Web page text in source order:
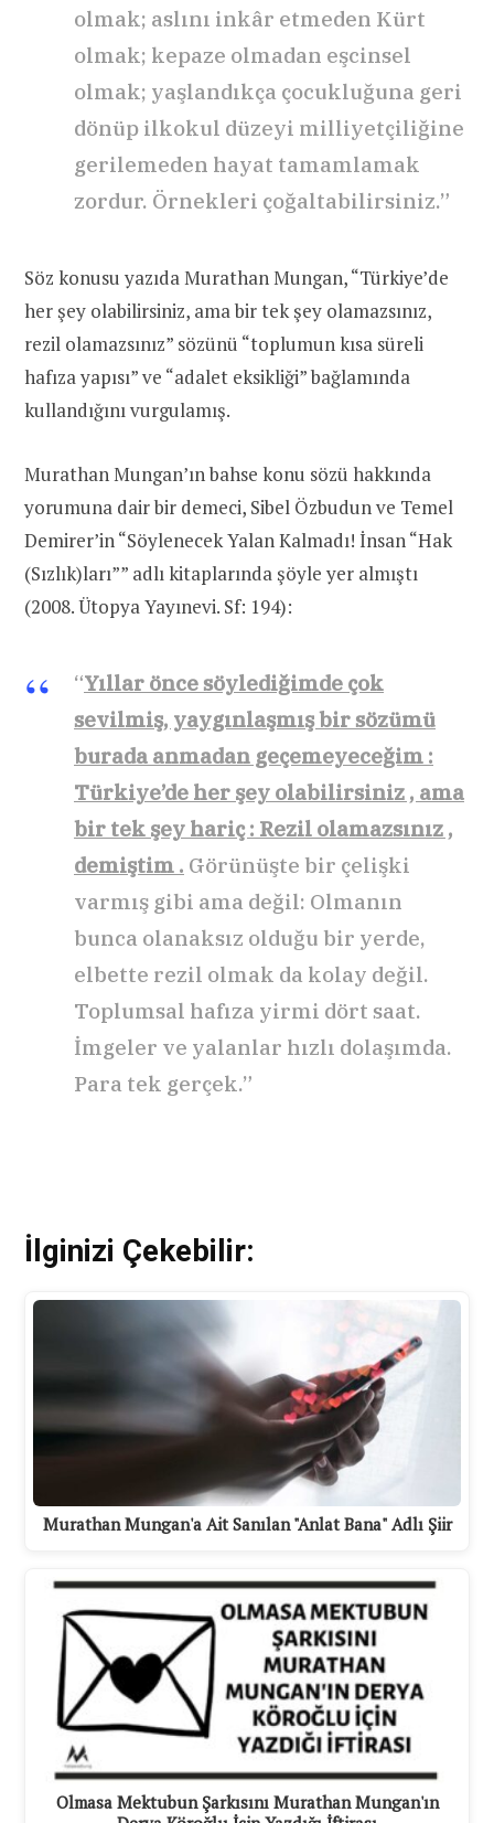
olmak; aslını inkâr etmeden Kürt
olmak; kepaze olmadan eşcinsel
olmak; yaşlandıkça çocukluğuna geri
dönüp ilkokul düzeyi milliyetçiliğine
gerilemeden hayat tamamlamak
zordur. Örnekleri çoğaltabilirsiniz.”
Söz konusu yazıda Murathan Mungan, “Türkiye’de
her şey olabilirsiniz, ama bir tek şey olamazsınız,
rezil olamazsınız” sözünü “toplumun kısa süreli
hafıza yapısı” ve “adalet eksikliği” bağlamında
kullandığını vurgulamış.
Murathan Mungan’ın bahse konu sözü hakkında
yorumuna dair bir demeci, Sibel Özbudun ve Temel
Demirer’in “Söylenecek Yalan Kalmadı! İnsan “Hak
(Sızlık)ları”” adlı kitaplarında şöyle yer almıştı
(2008. Ütopya Yayınevi. Sf: 194):
“Yıllar önce söylediğimde çok
sevilmiş, yaygınlaşmış bir sözümü
burada anmadan geçemeyeceğim :
Türkiye’de her şey olabilirsiniz , ama
bir tek şey hariç : Rezil olamazsınız ,
demiştim . Görünüşte bir çelişki
varmış gibi ama değil: Olmanın
bunca olanaksız olduğu bir yerde,
elbette rezil olmak da kolay değil.
Toplumsal hafıza yirmi dört saat.
İmgeler ve yalanlar hızlı dolaşımda.
Para tek gerçek.”
İlginizi Çekebilir:
Murathan Mungan'a Ait Sanılan "Anlat Bana" Adlı Şiir
Olmasa Mektubun Şarkısını Murathan Mungan'ın